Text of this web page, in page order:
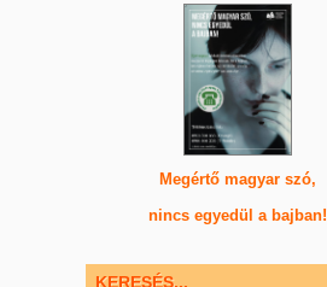
Megértő magyar szó,
nincs egyedül a bajban!
KERESÉS...